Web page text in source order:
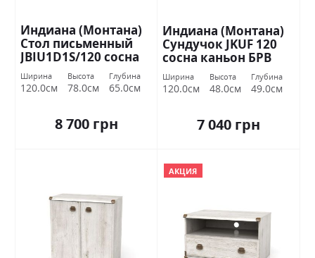
Индиана (Монтана)
Стол письменный
JBIU1D1S/120 сосна
каньон БРВ Украина
Ширина
120.0см
Высота
78.0см
Глубина
65.0см
8 700 грн
Индиана (Монтана)
Сундучок JKUF 120
сосна каньон БРВ
Украина
Ширина
120.0см
Высота
48.0см
Глубина
49.0см
7 040 грн
АКЦИЯ